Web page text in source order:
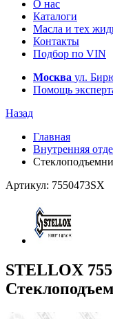
О нас
Каталоги
Масла и тех
Контакты
Подбор по VIN
Москва ул.
Помощь
Назад
Главная
Внутренняя
Артикул: 7550473SX
STELLOX